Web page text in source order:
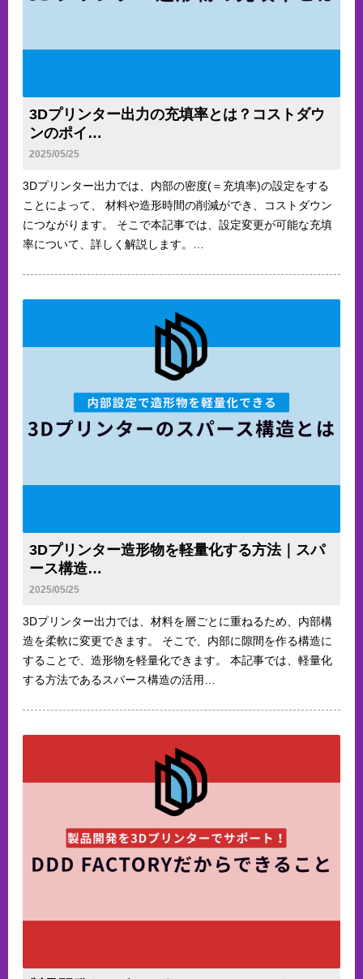
3Dプリンター出力の充填率とは？コストダウ
ンのポイ…
2025/05/25
3Dプリンター出力では、内部の密度(＝充填率)の設定をする
ことによって、 材料や造形時間の削減ができ、コストダウン
につながります。 そこで本記事では、設定変更が可能な充填
率について、詳しく解説します。…
3Dプリンター造形物を軽量化する方法｜スパ
ース構造…
2025/05/25
3Dプリンター出力では、材料を層ごとに重ねるため、内部構
造を柔軟に変更できます。 そこで、内部に隙間を作る構造に
することで、造形物を軽量化できます。 本記事では、軽量化
する方法であるスパース構造の活用…